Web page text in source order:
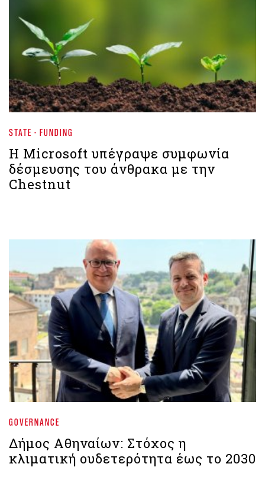
STATE - FUNDING
Η Microsoft υπέγραψε συμφωνία
δέσμευσης του άνθρακα με την
Chestnut
GOVERNANCE
Δήμος Αθηναίων: Στόχος η
κλιματική ουδετερότητα έως το 2030